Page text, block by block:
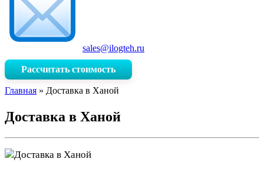
sales@ilogteh.ru
Рассчитать стоимость
Главная » Доставка в Ханой
Доставка в Ханой